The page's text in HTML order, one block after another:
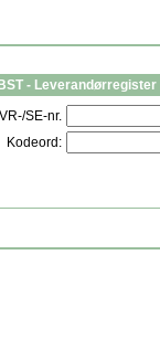
-
SE-nr.
Kodeord: